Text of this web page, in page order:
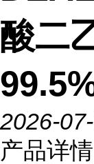
酸二
2026-
产品详情